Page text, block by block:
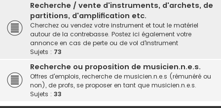
Recherche / vente d'instruments, d'archets, de
partitions, d'amplification etc.
Cherchez ou vendez votre instrument et tout le matériel
autour de la contrebasse. Postez ici également votre
annonce en cas de perte ou de vol d'instrument
Sujets : 73
Recherche ou proposition de musicien.n.e.s.
Offres d'emplois, recherche de musicien.n.e.s (rémunéré ou
non), de profs, se proposer en tant que musicien.n.e.s.
Sujets : 33